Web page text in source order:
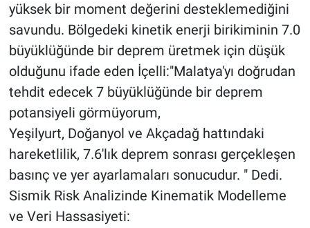
yüksek bir moment değerini desteklemediğini
savundu. Bölgedeki kinetik enerji birikiminin 7.0
büyüklüğünde bir deprem üretmek için düşük
olduğunu ifade eden İçelli:"Malatya'yı doğrudan
tehdit edecek 7 büyüklüğünde bir deprem
potansiyeli görmüyorum,
Yeşilyurt, Doğanyol ve Akçadağ hattındaki
hareketlilik, 7.6'lık deprem sonrası gerçekleşen
basınç ve yer ayarlamaları sonucudur. " Dedi.
Sismik Risk Analizinde Kinematik Modelleme
ve Veri Hassasiyeti: